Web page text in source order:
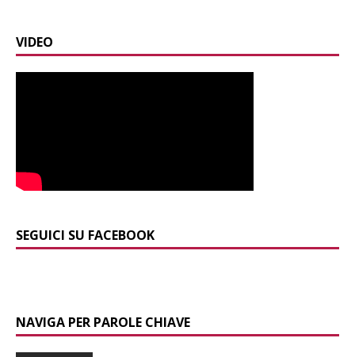
VIDEO
SEGUICI SU FACEBOOK
NAVIGA PER PAROLE CHIAVE